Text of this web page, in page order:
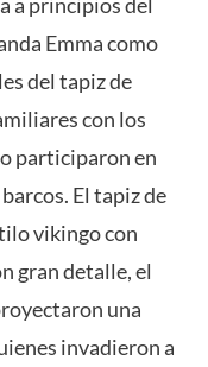
a principios del
Emma como
del tapiz de
con los
participaron en
El tapiz de
vikingo con
gran detalle, el
una
invadieron a